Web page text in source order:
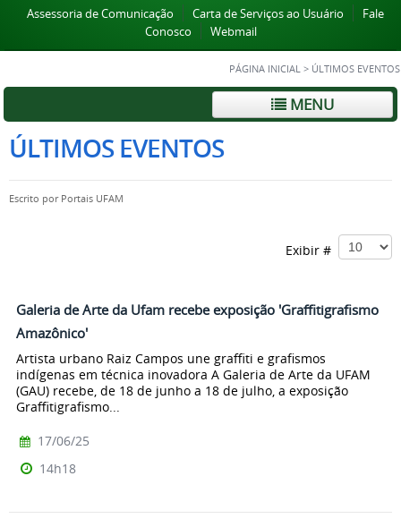
Assessoria de Comunicação Carta de Serviços ao Usuário
Fale
Conosco
Webmail
PÁGINA INICIAL > ÚLTIMOS EVENTOS
MENU
ÚLTIMOS EVENTOS
Escrito por Portais UFAM
Exibir #
Galeria de Arte da Ufam recebe exposição 'Graffitigrafismo
Amazônico'
Artista urbano Raiz Campos une graffiti e grafismos
indígenas em técnica inovadora A Galeria de Arte da UFAM
(GAU) recebe, de 18 de junho a 18 de julho, a exposição
Graffitigrafismo...
17/06/25
14h18